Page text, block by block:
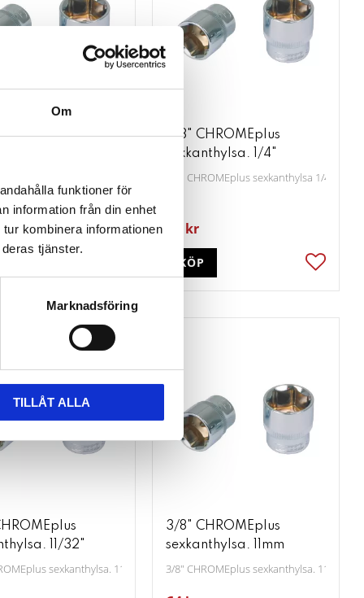
Om
funktioner för
information från din enhet
kombinera informationen
tjänster.
Marknadsföring
TILLÅT ALLA
Lägg till i favoriter
3/8" CHROMEplus
sexkanthylsa. 1/4"
3/8" CHROMEplus sexkanthylsa 1/4”
kr
Lägg
KÖP
11/32"
sexkanthylsa. 11/32"
3/8" CHROMEplus
sexkanthylsa. 11mm
3/8" CHROMEplus sexkanthylsa. 11mm